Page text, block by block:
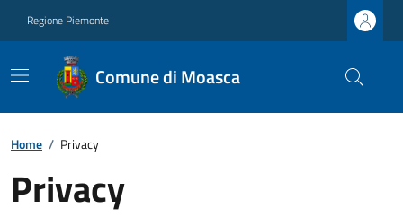
Regione Piemonte
Comune di Moasca
Home / Privacy
Privacy